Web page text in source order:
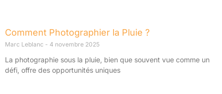
Comment Photographier la Pluie ?
Marc Leblanc 4 novembre 2025
La photographie sous la pluie, bien que souvent vue comme un
défi, offre des opportunités uniques